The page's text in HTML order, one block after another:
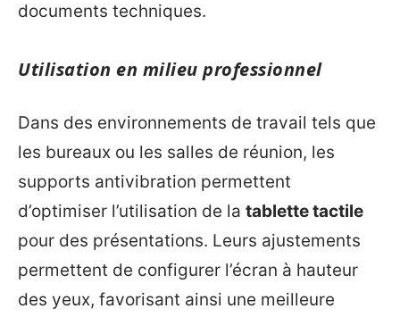
documents techniques.
Utilisation en milieu professionnel
Dans des environnements de travail tels que
les bureaux ou les salles de réunion, les
supports antivibration permettent
d’optimiser l’utilisation de la tablette tactile
pour des présentations. Leurs ajustements
permettent de configurer l’écran à hauteur
des yeux, favorisant ainsi une meilleure